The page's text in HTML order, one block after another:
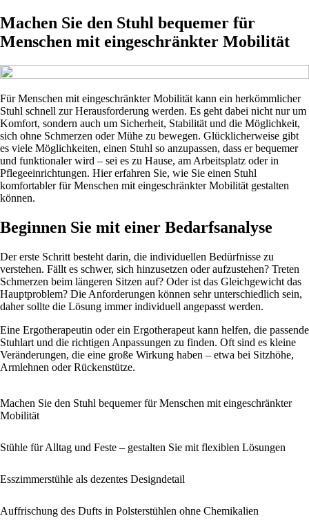
Machen Sie den Stuhl bequemer für
Menschen mit eingeschränkter Mobilität
Für Menschen mit eingeschränkter Mobilität kann ein herkömmlicher
Stuhl schnell zur Herausforderung werden. Es geht dabei nicht nur um
Komfort, sondern auch um Sicherheit, Stabilität und die Möglichkeit,
sich ohne Schmerzen oder Mühe zu bewegen. Glücklicherweise gibt
es viele Möglichkeiten, einen Stuhl so anzupassen, dass er bequemer
und funktionaler wird – sei es zu Hause, am Arbeitsplatz oder in
Pflegeeinrichtungen. Hier erfahren Sie, wie Sie einen Stuhl
komfortabler für Menschen mit eingeschränkter Mobilität gestalten
können.
Beginnen Sie mit einer Bedarfsanalyse
Der erste Schritt besteht darin, die individuellen Bedürfnisse zu
verstehen. Fällt es schwer, sich hinzusetzen oder aufzustehen? Treten
Schmerzen beim längeren Sitzen auf? Oder ist das Gleichgewicht das
Hauptproblem? Die Anforderungen können sehr unterschiedlich sein,
daher sollte die Lösung immer individuell angepasst werden.
Eine Ergotherapeutin oder ein Ergotherapeut kann helfen, die passende
Stuhlart und die richtigen Anpassungen zu finden. Oft sind es kleine
Veränderungen, die eine große Wirkung haben – etwa bei Sitzhöhe,
Armlehnen oder Rückenstütze.
Machen Sie den Stuhl bequemer für Menschen mit eingeschränkter
Mobilität
Stühle für Alltag und Feste – gestalten Sie mit flexiblen Lösungen
Esszimmerstühle als dezentes Designdetail
Auffrischung des Dufts in Polsterstühlen ohne Chemikalien